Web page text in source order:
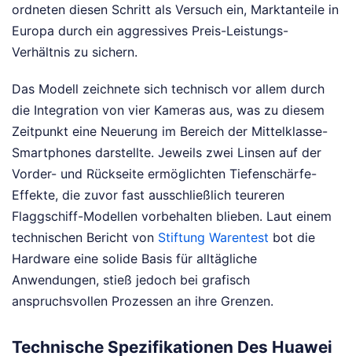
ordneten diesen Schritt als Versuch ein, Marktanteile in
Europa durch ein aggressives Preis-Leistungs-
Verhältnis zu sichern.
Das Modell zeichnete sich technisch vor allem durch
die Integration von vier Kameras aus, was zu diesem
Zeitpunkt eine Neuerung im Bereich der Mittelklasse-
Smartphones darstellte. Jeweils zwei Linsen auf der
Vorder- und Rückseite ermöglichten Tiefenschärfe-
Effekte, die zuvor fast ausschließlich teureren
Flaggschiff-Modellen vorbehalten blieben. Laut einem
technischen Bericht von Stiftung Warentest bot die
Hardware eine solide Basis für alltägliche
Anwendungen, stieß jedoch bei grafisch
anspruchsvollen Prozessen an ihre Grenzen.
Technische Spezifikationen Des Huawei